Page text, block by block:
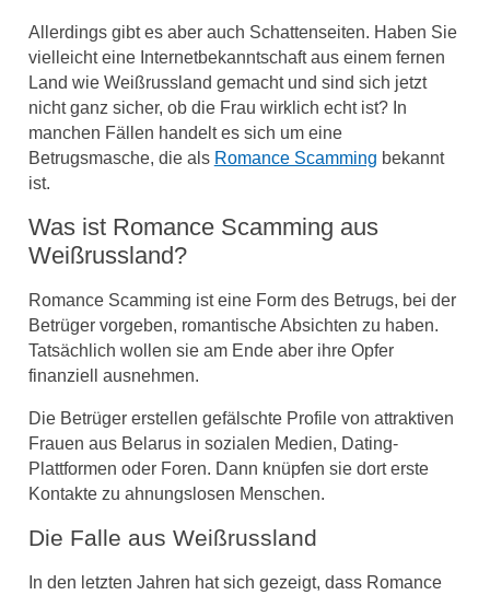
Allerdings gibt es aber auch Schattenseiten. Haben Sie
vielleicht eine Internetbekanntschaft aus einem fernen
Land wie Weißrussland gemacht und sind sich jetzt
nicht ganz sicher, ob die Frau wirklich echt ist? In
manchen Fällen handelt es sich um eine
Betrugsmasche, die als Romance Scamming bekannt
ist.
Was ist Romance Scamming aus
Weißrussland?
Romance Scamming ist eine Form des Betrugs, bei der
Betrüger vorgeben, romantische Absichten zu haben.
Tatsächlich wollen sie am Ende aber ihre Opfer
finanziell ausnehmen.
Die Betrüger erstellen gefälschte Profile von attraktiven
Frauen aus Belarus in sozialen Medien, Dating-
Plattformen oder Foren. Dann knüpfen sie dort erste
Kontakte zu ahnungslosen Menschen.
Die Falle aus Weißrussland
In den letzten Jahren hat sich gezeigt, dass Romance